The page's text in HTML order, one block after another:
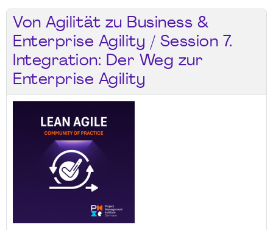
Von Agilität zu Business &
Enterprise Agility / Session 7.
Integration: Der Weg zur
Enterprise Agility